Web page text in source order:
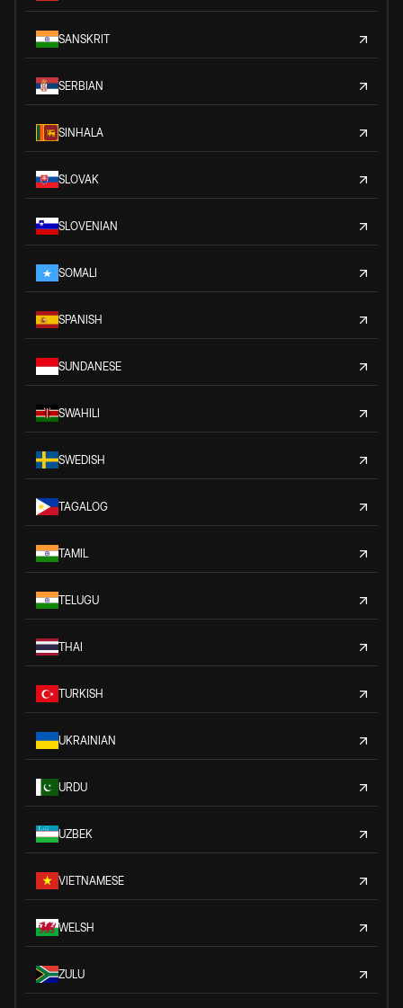
SANSKRIT
SERBIAN
SINHALA
SLOVAK
SLOVENIAN
SOMALI
SPANISH
SUNDANESE
SWAHILI
SWEDISH
TAGALOG
TAMIL
TELUGU
THAI
TURKISH
UKRAINIAN
URDU
UZBEK
VIETNAMESE
WELSH
ZULU